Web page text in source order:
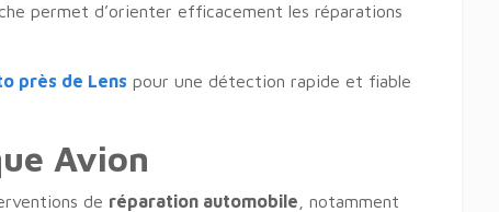
permet d’orienter efficacement les réparations
près de Lens pour une détection rapide et fiable
Avion
de réparation automobile , notamment